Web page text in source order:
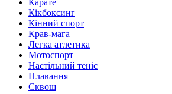
Кікбоксинг
Кінний спорт
Крав-мага
Легка атлетика
Мотоспорт
Настільний теніс
Плавання
Сквош